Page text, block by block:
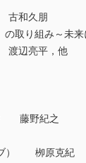
古和久朋
の取り組み～
渡辺亮平，他
藤野紀之
ブ） 栁原克紀